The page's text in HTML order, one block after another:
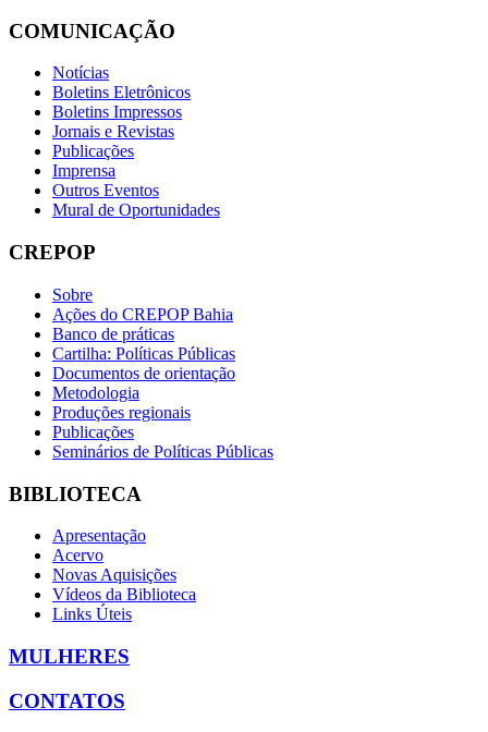
COMUNICAÇÃO
Notícias
Boletins Eletrônicos
Boletins Impressos
Jornais e Revistas
Publicações
Imprensa
Outros Eventos
Mural de Oportunidades
CREPOP
Sobre
Ações do CREPOP Bahia
Banco de práticas
Cartilha: Políticas Públicas
Documentos de orientação
Metodologia
Produções regionais
Publicações
Seminários de Políticas Públicas
BIBLIOTECA
Apresentação
Acervo
Novas Aquisições
Vídeos da Biblioteca
Links Úteis
MULHERES
CONTATOS